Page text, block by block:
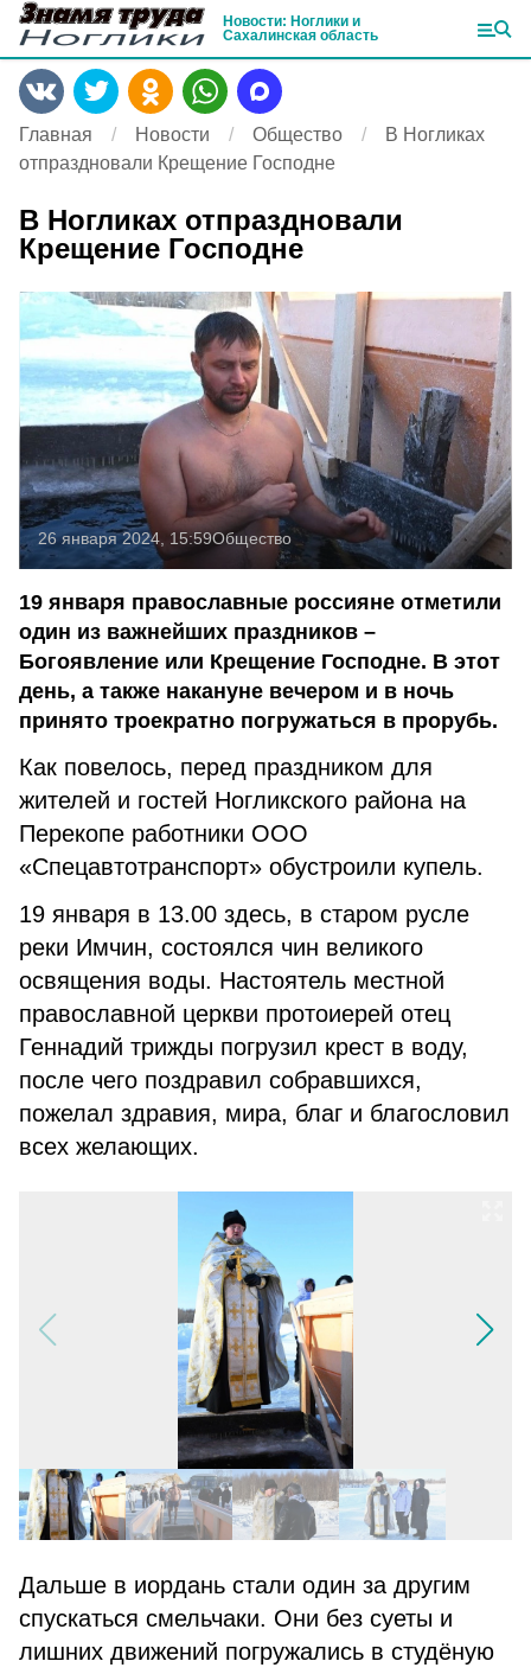
Новости: Ноглики и
Сахалинская область
Главная Новости Общество
В Ногликах
отпраздновали Крещение Господне
В Ногликах отпраздновали
Крещение Господне
26 января 2024, 15:59Общество
19 января православные россияне отметили
один из важнейших праздников –
Богоявление или Крещение Господне. В этот
день, а также накануне вечером и в ночь
принято троекратно погружаться в прорубь.
Как повелось, перед праздником для
жителей и гостей Ногликского района на
Перекопе работники ООО
«Спецавтотранспорт» обустроили купель.
19 января в 13.00 здесь, в старом русле
реки Имчин, состоялся чин великого
освящения воды. Настоятель местной
православной церкви протоиерей отец
Геннадий трижды погрузил крест в воду,
после чего поздравил собравшихся,
пожелал здравия, мира, благ и благословил
всех желающих.
Дальше в иордань стали один за другим
спускаться смельчаки. Они без суеты и
лишних движений погружались в студёную